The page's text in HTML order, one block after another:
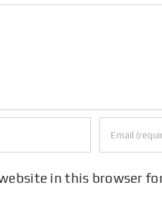
in this browser